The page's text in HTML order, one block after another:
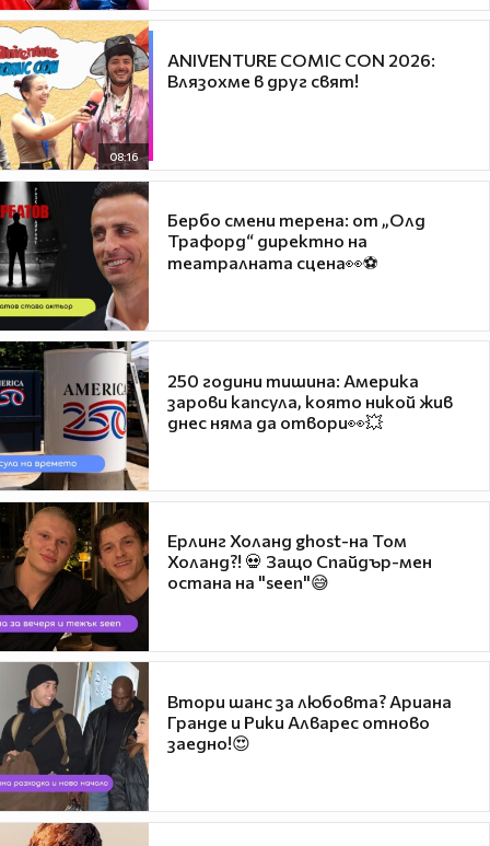
08:16
ANIVENTURE COMIC CON 2026:
Влязохме в друг свят!
Бербо смени терена: от „Олд
Трафорд“ директно на
театралната сцена👀⚽
250 години тишина: Америка
зарови капсула, която никой жив
днес няма да отвори👀💥
Ерлинг Холанд ghost-на Том
Холанд?! 💀 Защо Спайдър-мен
остана на "seen"😅
Втори шанс за любовта? Ариана
Гранде и Рики Алварес отново
заедно!😍